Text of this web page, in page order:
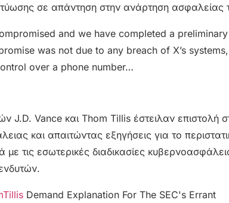
σε απάντηση στην ανάρτηση ασφαλείας
and we have completed a preliminary
was not due to any breach of X’s
over a phone number…
J.D. Vance και Thom Tillis έστειλαν επιστολή
και απαιτώντας εξηγήσεις για το
τις εσωτερικές διαδικασίες
Demand Explanation For The SEC's Errant